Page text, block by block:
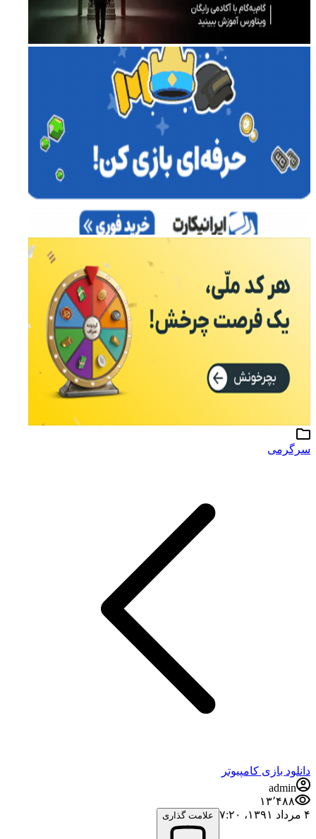
سرگرمی
دانلود بازی کامپیوتر
admin
۱۳٬۴۸۸
۴ مرداد ۱۳۹۱،‏ ۷:۲۰
علامت گذاری